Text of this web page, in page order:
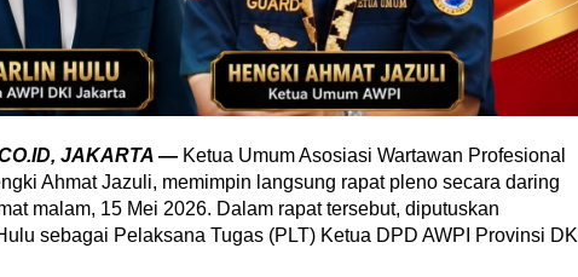
JAKARTA — Ketua Umum Asosiasi Wartawan Profesional
Ahmat Jazuli, memimpin langsung rapat pleno secara daring
malam, 15 Mei 2026. Dalam rapat tersebut, diputuskan
sebagai Pelaksana Tugas (PLT) Ketua DPD AWPI Provinsi DKI